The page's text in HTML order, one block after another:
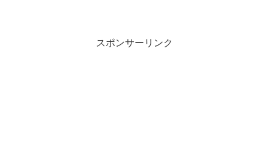
スポンサーリンク